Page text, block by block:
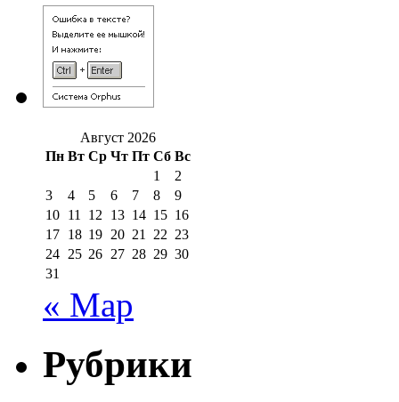
Август 2026
Пн Вт Ср Чт Пт Сб Вс
1
2
3
4 5 6 7 8
9
10 11 12 13 14 15 16
17 18 19 20 21 22 23
24 25 26 27 28 29 30
31
« Мар
Рубрики